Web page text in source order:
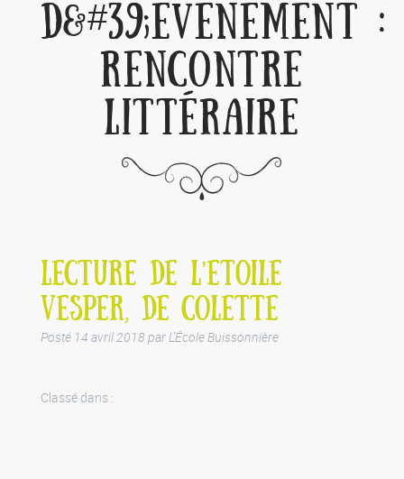
D&#39;ÉVÈNEMENT :
RENCONTRE
LITTÉRAIRE
LECTURE DE L’ETOILE
VESPER, DE COLETTE
Posté 14 avril 2018 par L'École Buissonnière
Classé dans :